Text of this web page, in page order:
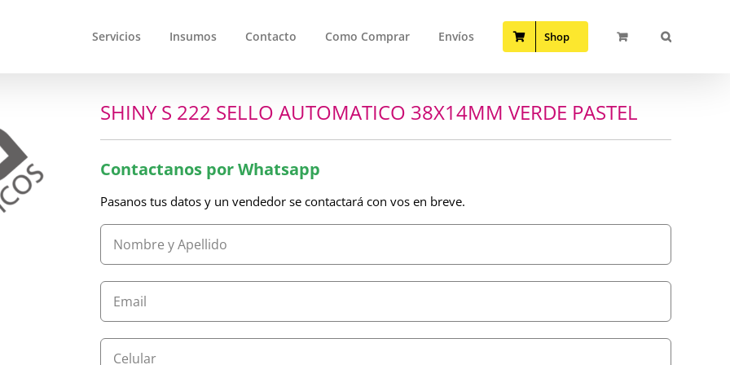
Servicios Insumos Contacto Como Comprar Envíos Shop
SHINY S 222 SELLO AUTOMATICO 38X14MM VERDE PASTEL
Contactanos por Whatsapp
Pasanos tus datos y un vendedor se contactará con vos en breve.